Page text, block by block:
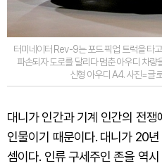
터미네이터 Rev-9는 포드 픽업 트럭을 타
파손되자 도로를 달리다 멈춘 아우디 차
신형 아우디 A4. 사진=글
대니가 인간과 기계 인간의 전
인물이기 때문이다. 대니가 20
셈이다. 인류 구세주인 존을 역